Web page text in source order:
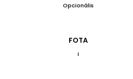
Opcionális
FOTA
I